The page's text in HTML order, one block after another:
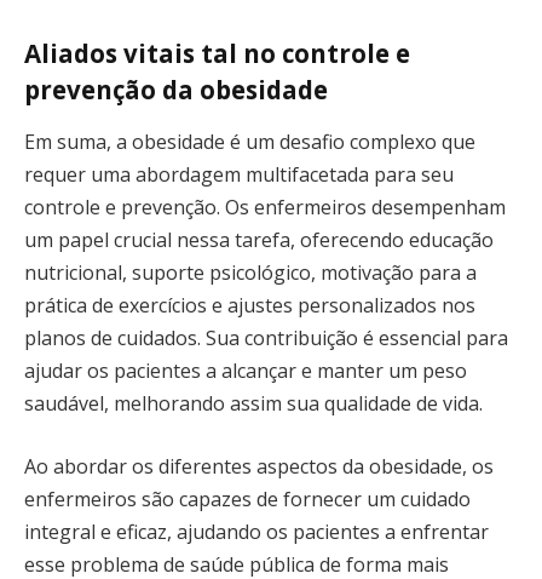
Aliados vitais tal no controle e
prevenção da obesidade
Em suma, a obesidade é um desafio complexo que
requer uma abordagem multifacetada para seu
controle e prevenção. Os enfermeiros desempenham
um papel crucial nessa tarefa, oferecendo educação
nutricional, suporte psicológico, motivação para a
prática de exercícios e ajustes personalizados nos
planos de cuidados. Sua contribuição é essencial para
ajudar os pacientes a alcançar e manter um peso
saudável, melhorando assim sua qualidade de vida.
Ao abordar os diferentes aspectos da obesidade, os
enfermeiros são capazes de fornecer um cuidado
integral e eficaz, ajudando os pacientes a enfrentar
esse problema de saúde pública de forma mais